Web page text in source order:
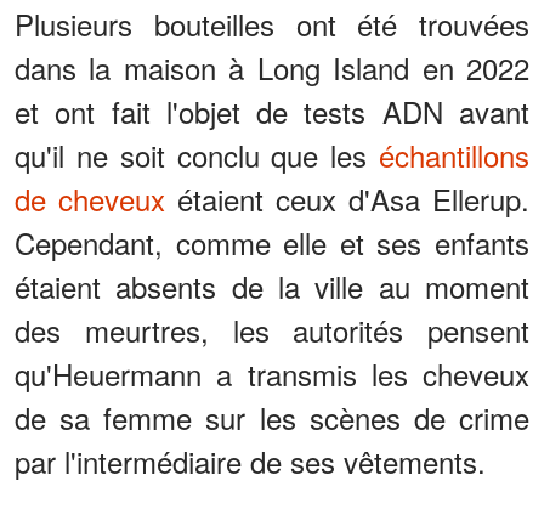
Plusieurs bouteilles ont été trouvées
dans la maison à Long Island en 2022
et ont fait l'objet de tests ADN avant
qu'il ne soit conclu que les échantillons
de cheveux étaient ceux d'Asa Ellerup.
Cependant, comme elle et ses enfants
étaient absents de la ville au moment
des meurtres, les autorités pensent
qu'Heuermann a transmis les cheveux
de sa femme sur les scènes de crime
par l'intermédiaire de ses vêtements.